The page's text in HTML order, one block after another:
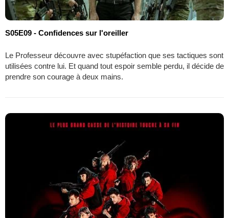
S05E09 - Confidences sur l'oreiller
Le Professeur découvre avec stupéfaction que ses tactiques sont
utilisées contre lui. Et quand tout espoir semble perdu, il décide de
prendre son courage à deux mains.